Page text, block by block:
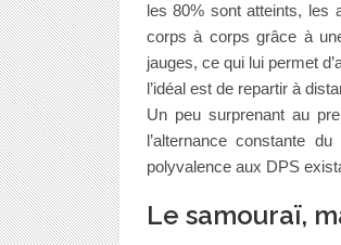
les 80% sont atteints, les
corps à corps grâce à
jauges, ce qui lui permet
l’idéal est de repartir à
Un peu surprenant au
l’alternance constante
polyvalence aux DPS
Le samouraï,